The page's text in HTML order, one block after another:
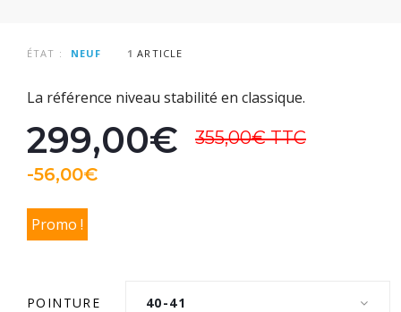
ÉTAT : NEUF 1 ARTICLE
La référence niveau stabilité en classique.
299,00€ 355,00€TTC
-56,00€
Promo !
POINTURE 40-41